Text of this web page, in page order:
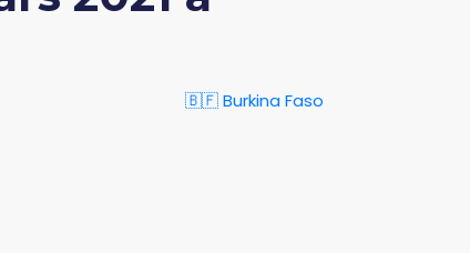
🇧🇫 Burkina Faso